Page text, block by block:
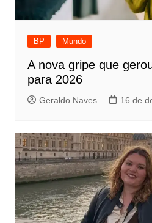
BP Mundo
A nova gripe que
para 2026
Geraldo Naves 16 de